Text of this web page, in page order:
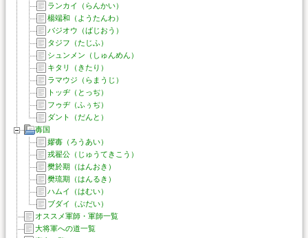
ランカイ（らんかい）
楊端和（ようたんわ）
バジオウ（ばじおう）
タジフ（たじふ）
シュンメン（しゅんめん）
キタリ（きたり）
ラマウジ（らまうじ）
トッヂ（とっぢ）
フゥヂ（ふぅぢ）
ダント（だんと）
毐国
嫪毐（ろうあい）
戎翟公（じゅうてきこう）
樊於期（はんおき）
樊琉期（はんるき）
ハムイ（はむい）
ブダイ（ぶだい）
オススメ軍師・軍師一覧
大将軍への道一覧